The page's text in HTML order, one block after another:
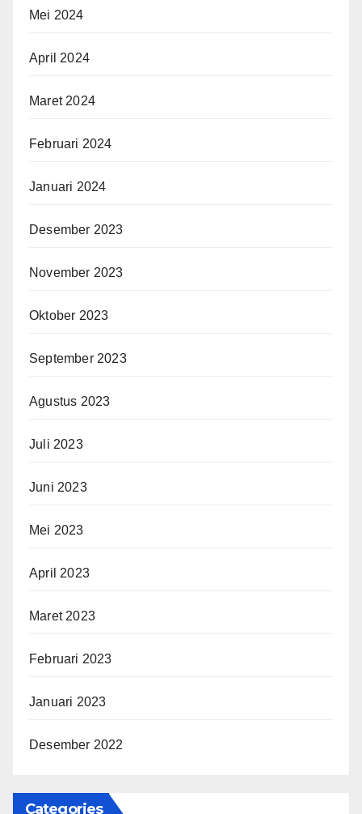
Mei 2024
April 2024
Maret 2024
Februari 2024
Januari 2024
Desember 2023
November 2023
Oktober 2023
September 2023
Agustus 2023
Juli 2023
Juni 2023
Mei 2023
April 2023
Maret 2023
Februari 2023
Januari 2023
Desember 2022
Categories